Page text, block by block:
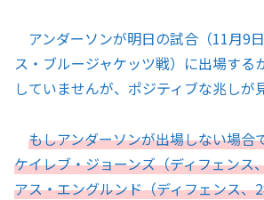
アンダーソンが明日の試合（11月9
ス・ブルージャケッツ戦）に出場する
していませんが、ポジティブな兆しが
もしアンダーソンが出場しない場合
ケイレブ・ジョーンズ（ディフェンス
アス・エングルンド（ディフェンス、